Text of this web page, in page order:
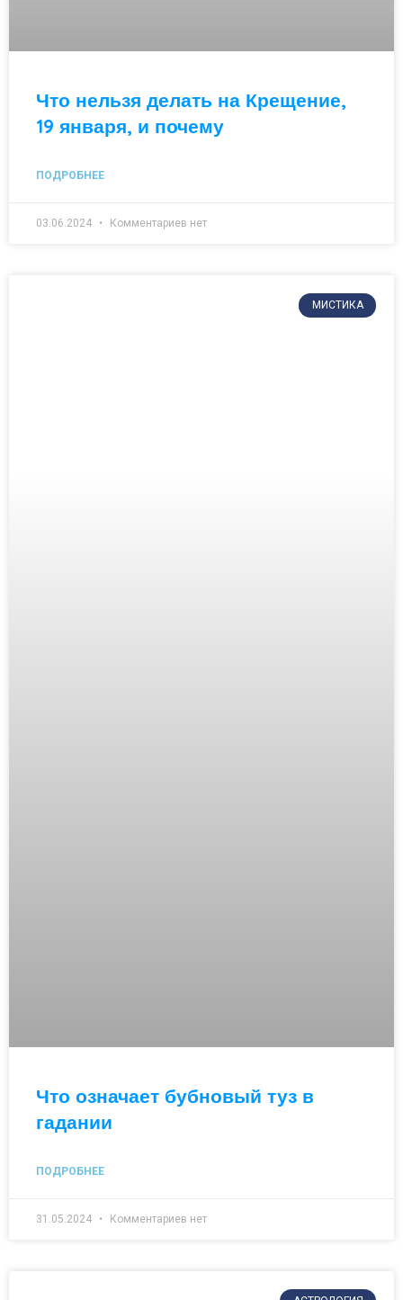
Что нельзя делать на Крещение,
19 января, и почему
ПОДРОБНЕЕ
03.06.2024 Комментариев нет
МИСТИКА
Что означает бубновый туз в
гадании
ПОДРОБНЕЕ
31.05.2024 Комментариев нет